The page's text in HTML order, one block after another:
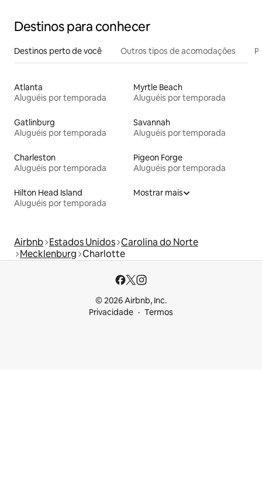
Destinos para conhecer
Destinos perto de você Outros tipos de acomodações
Atlanta
Aluguéis por temporada
Myrtle Beach
Aluguéis por temporada
Gatlinburg
Aluguéis por temporada
Savannah
Aluguéis por temporada
Charleston
Aluguéis por temporada
Pigeon Forge
Aluguéis por temporada
Hilton Head Island
Aluguéis por temporada
Mostrar mais
Airbnb Estados Unidos Carolina do Norte
Mecklenburg Charlotte
© 2026 Airbnb, Inc.
Privacidade
Termos